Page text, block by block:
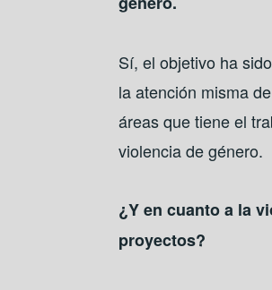
Sí, el objetivo ha
la atención misma
áreas que tiene el
violencia de género.
¿Y en cuanto a la
proyectos?